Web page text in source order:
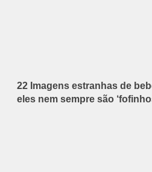
22 Imagens estranhas de
eles nem sempre são